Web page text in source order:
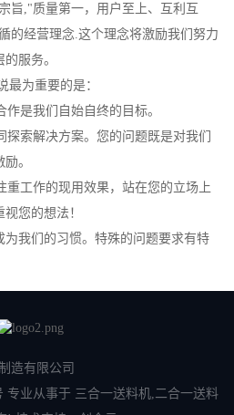
旨,"质量第一，用户至上、互利互
的经营理念.这个理念将激励我们努力
服务。
为重要的是：
是我们自始自终的目标。
索解决方案。您的问题既是对我们
。
工作的现用效果，站在您的立场上
您的想法！
我们的习惯。特殊的问题要求有特
造有限公司
专业从事于 三合一送料机 二合一送料